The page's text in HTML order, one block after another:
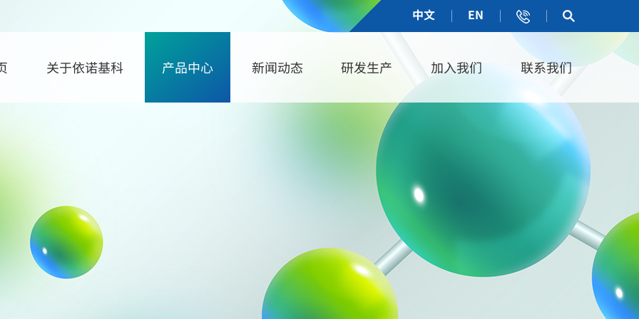
中文 EN
关于依诺基科 产品中心 新闻动态 研发生产 加入我们 联系我们